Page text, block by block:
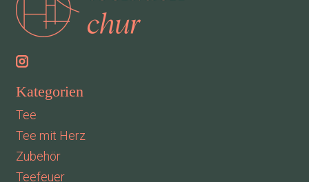
Kategorien
Tee
Tee mit Herz
Zubehör
Teefeuer